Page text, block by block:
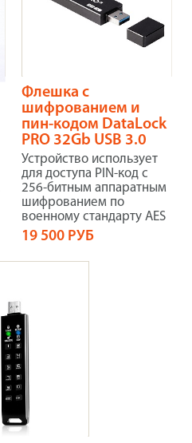
Флешка с
шифрованием и
пин-кодом DataLock
PRO 32Gb USB 3.0
Устройство использует
для доступа PIN-код с
256-битным аппаратным
шифрованием по
военному стандарту AES
19 500 РУБ